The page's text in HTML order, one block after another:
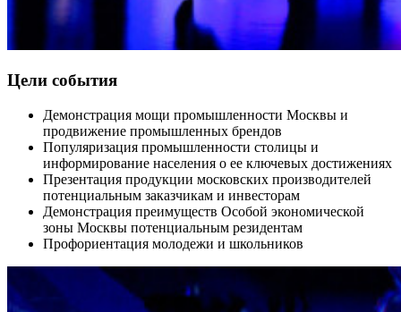
Цели события
Демонстрация мощи промышленности Москвы и
продвижение промышленных брендов
Популяризация промышленности столицы и
информирование населения о ее ключевых достижениях
Презентация продукции московских производителей
потенциальным заказчикам и инвесторам
Демонстрация преимуществ Особой экономической
зоны Москвы потенциальным резидентам
Профориентация молодежи и школьников